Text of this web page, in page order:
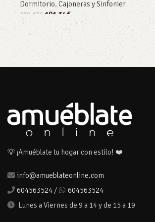
Dormitorio, Cajoneras y Sinfonier
239,17€ 191,34€
Añadir al carrito
💡 ¡Amuéblate tu hogar con estilo! ❤️
info@amueblateonline.com
604563524 /
604563524
Lunes a Viernes de 9 a 14 y de 15 a 19